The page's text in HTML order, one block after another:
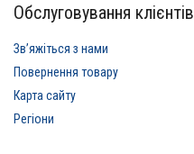
Обслуговування клієнтів
Звʼяжіться з нами
Повернення товару
Карта сайту
Регіони